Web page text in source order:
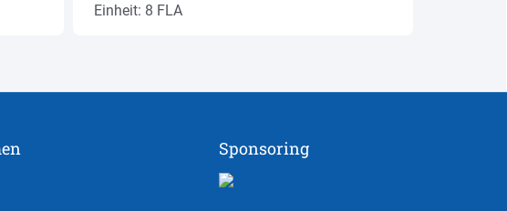
Einheit: 8 FLA
Sponsoring